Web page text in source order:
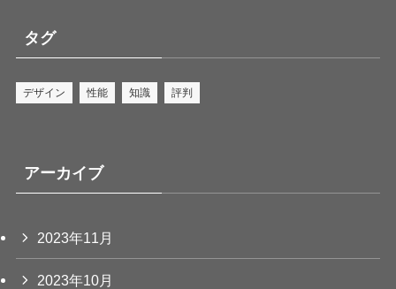
タグ
デザイン 性能 知識 評判
アーカイブ
2023年11月
2023年10月